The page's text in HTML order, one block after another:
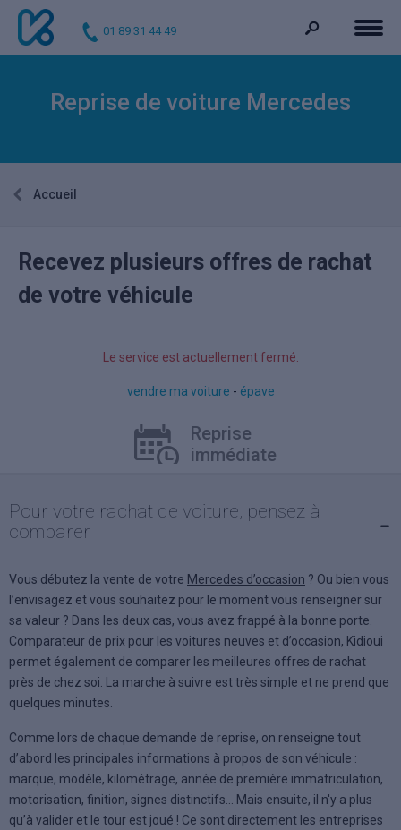
01 89 31 44 49
Reprise de voiture Mercedes
Accueil
Recevez plusieurs offres de rachat
de votre véhicule
Le service est actuellement fermé.
vendre ma voiture - épave
Reprise
immédiate
Comparez
les prix
Pour votre rachat de voiture, pensez à
comparer
Vous débutez la vente de votre Mercedes d’occasion ? Ou bien vous
l’envisagez et vous souhaitez pour le moment vous renseigner sur
sa valeur ? Dans les deux cas, vous avez frappé à la bonne porte.
Comparateur de prix pour les voitures neuves et d’occasion, Kidioui
permet également de comparer les meilleures offres de rachat
près de chez soi. La marche à suivre est très simple et ne prend que
quelques minutes.
Comme lors de chaque demande de reprise, on renseigne tout
d’abord les principales informations à propos de son véhicule :
marque, modèle, kilométrage, année de première immatriculation,
motorisation, finition, signes distinctifs… Mais ensuite, il n'y a plus
qu’à valider et le tour est joué ! Ce sont directement les entreprises